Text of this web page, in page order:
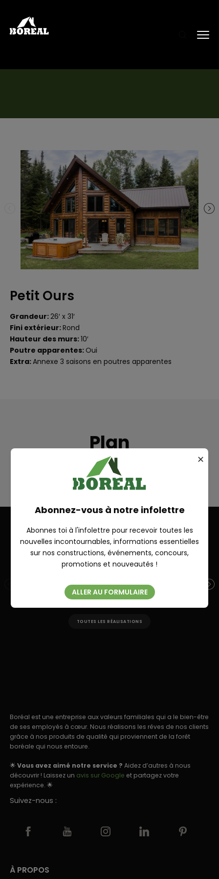
Petit Ours
Grandeur:26′ x 31′
Fini extérieur:Rond
Hauteur des murs:10′
Poutre apparentes: Oui
Extra:Annexe 3 saisons en poutres apparentes
Plan
Autres réalisations
PIKAUBA 32′ X 28′
TOUTES LES RÉALISATIONS
Abonnez-vous à notre infolettre
Abonnes toi à l'infolettre pour recevoir toutes les
nouvelles incontournables, informations essentielles
sur nos constructions, événements, concours,
promotions et nouveautés !
ALLER AU FORMULAIRE
✕
Boréal est une entreprise aux valeurs familiales qui a le bien-être
de ses employés à cœur. Nous réalisons les rêves de nos clients
grâce à nos produits de qualité qui proviennent de la forêt
boréale qui nous entoure.
🌟Vous avez aimé notre service ? Aidez d’autres à nous
découvrir ! Laissez un avis sur Google et partagez votre
expérience. 🌟
Suivez-nous :
À PROPOS
Fermer